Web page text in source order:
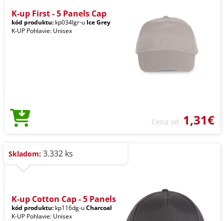
K-up First - 5 Panels Cap
kód produktu: kp034lgr-u Ice Grey
K-UP Pohlavie: Unisex
Cena od 1,31€
Skladom: 3.332 ks
K-up Cotton Cap - 5 Panels
kód produktu: kp116dg-uCharcoal
K-UP Pohlavie: Unisex